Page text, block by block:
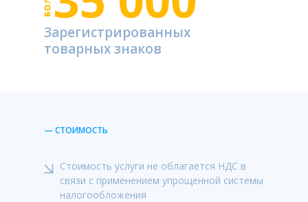
Зарегистрированных
товарных знаков
— СТОИМОСТЬ
Стоимость услуги не облагается НДС в
связи с применением упрощенной системы
налогообложения